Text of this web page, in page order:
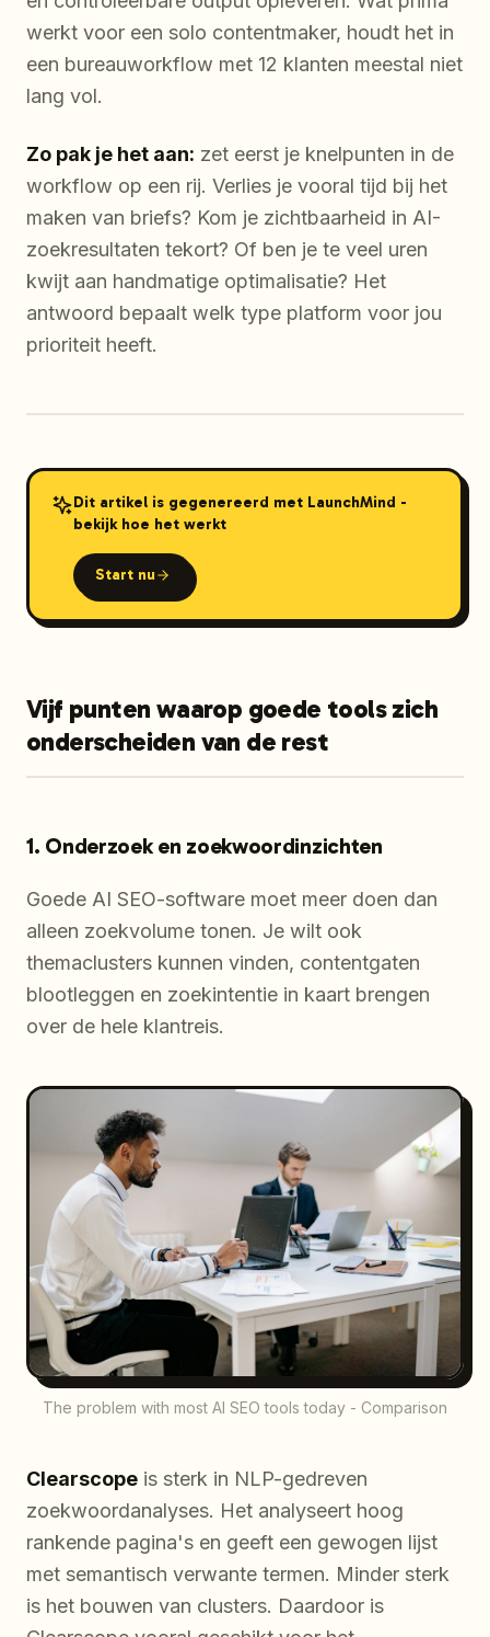
werkt voor een solo contentmaker, houdt het in
een bureauworkflow met 12 klanten meestal niet
lang vol.
Zo pak je het aan: zet eerst je knelpunten in de
workflow op een rij. Verlies je vooral tijd bij het
maken van briefs? Kom je zichtbaarheid in AI-
zoekresultaten tekort? Of ben je te veel uren
kwijt aan handmatige optimalisatie? Het
antwoord bepaalt welk type platform voor jou
prioriteit heeft.
Dit artikel is gegenereerd met LaunchMind -
bekijk hoe het werkt
Start nu
Vijf punten waarop goede tools zich
onderscheiden van de rest
1. Onderzoek en zoekwoordinzichten
Goede AI SEO-software moet meer doen dan
alleen zoekvolume tonen. Je wilt ook
themaclusters kunnen vinden, contentgaten
blootleggen en zoekintentie in kaart brengen
over de hele klantreis.
The problem with most AI SEO tools today - Comparison
Clearscope is sterk in NLP-gedreven
zoekwoordanalyses. Het analyseert hoog
rankende pagina's en geeft een gewogen lijst
met semantisch verwante termen. Minder sterk
is het bouwen van clusters. Daardoor is